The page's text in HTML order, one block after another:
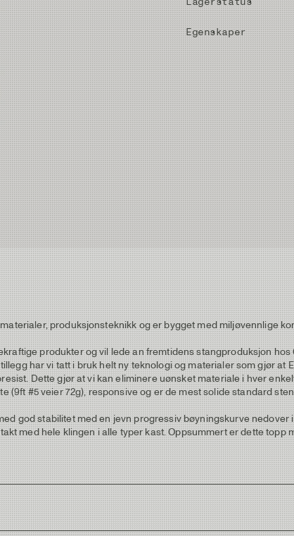
Egenskaper
produksjonsteknikk og er bygget med miljøvennlige
produkter og vil lede an fremtidens stangproduksjon
har vi tatt i bruk helt ny teknologi og materialer som gjør
Dette gjør at vi kan eliminere uønsket materiale i hver
(9ft #5 veier 72g), responsive og er de mest solide standard
god stabilitet med en jevn progressiv bøyningskurve
med hele klingen i alle typer kast. Oppsummert er dette